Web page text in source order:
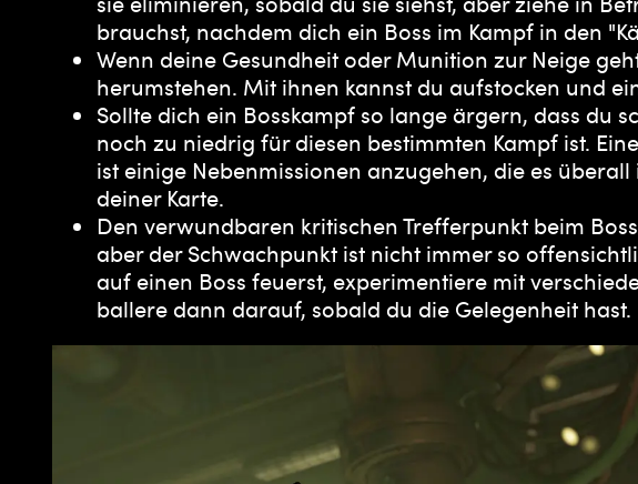
brauchst, nachdem dich ein Boss im Kampf in den
Wenn deine Gesundheit oder Munition zur Neige
herumstehen. Mit ihnen kannst du aufstocken und
Sollte dich ein Bosskampf so lange ärgern, dass du
noch zu niedrig für diesen bestimmten Kampf ist.
ist einige Nebenmissionen anzugehen, die es
deiner Karte.
Den verwundbaren kritischen Trefferpunkt beim
aber der Schwachpunkt ist nicht immer so
auf einen Boss feuerst, experimentiere mit
ballere dann darauf, sobald du die Gelegenheit hast.